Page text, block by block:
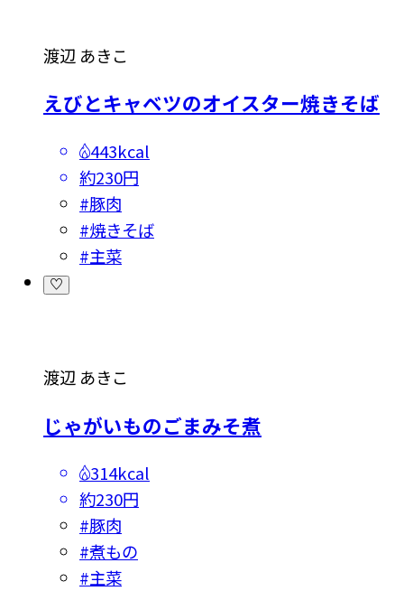
渡辺 あきこ
えびとキャベツのオイスター焼きそば
443kcal
約230円
#豚肉
#焼きそば
#主菜
渡辺 あきこ
じゃがいものごまみそ煮
314kcal
約230円
#豚肉
#煮もの
#主菜